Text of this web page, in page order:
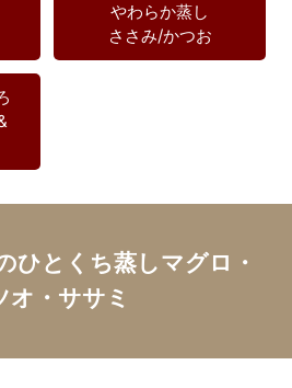
やわらか蒸し
ささみ/かつお
ひとくち蒸しマグロ・
オ・ササミ